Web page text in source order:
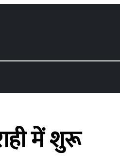
में शुरू